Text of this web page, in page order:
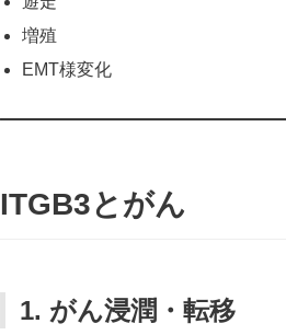
増殖
EMT様変化
ITGB3とがん
1. がん浸潤・転移